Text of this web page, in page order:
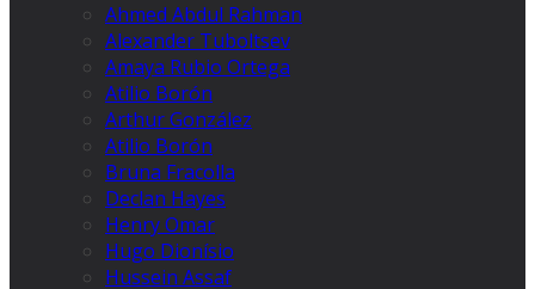
Ahmed Abdul Rahman
Alexander Tuboltsev
Amaya Rubio Ortega
Atilio Borón
Arthur González
Atilio Borón
Bruna Fracolla
Declan Hayes
Henry Omar
Hugo Dionísio
Hussein Assaf